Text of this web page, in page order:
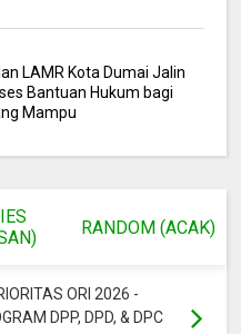
LAMR Kota Dumai Jalin
Bantuan Hukum bagi
Mampu
RANDOM (ACAK)
ORI 2026 -
DPP, DPD, & DPC